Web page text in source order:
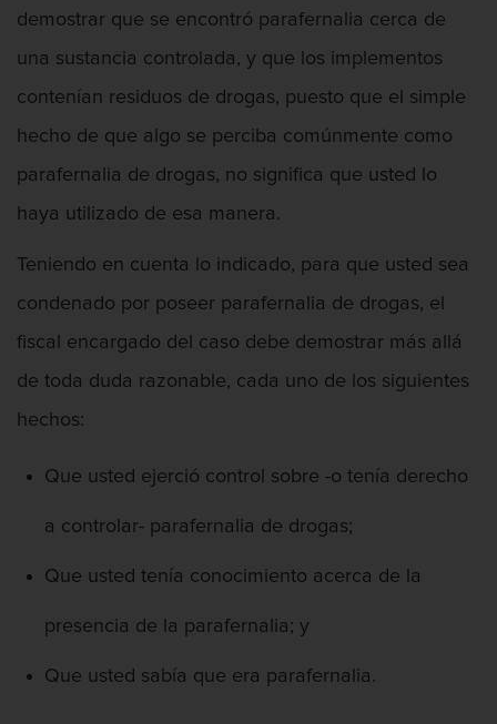
Conducir bajo la influencia de drogas
duid
Cuarta Ofensa de DUI
DUI Causando Lesiones
DUI en menores de edad
Segunda Ofensa de DUI
Tercera Ofensa de DUI
Fraude Fiscal
Hurto Mayor
Peligro de Menores
Violencia Domestica
Abuso de ancianos y Adultos
demostrar que se encontró parafernalia cerca de
una sustancia controlada, y que los implementos
contenían residuos de drogas, puesto que el simple
hecho de que algo se perciba comúnmente como
parafernalia de drogas, no significa que usted lo
haya utilizado de esa manera.
Teniendo en cuenta lo indicado, para que usted sea
condenado por poseer parafernalia de drogas, el
fiscal encargado del caso debe demostrar más allá
de toda duda razonable, cada uno de los siguientes
hechos:
Que usted ejerció control sobre -o tenía derecho
a controlar- parafernalia de drogas;
Que usted tenía conocimiento acerca de la
presencia de la parafernalia; y
Que usted sabía que era parafernalia.